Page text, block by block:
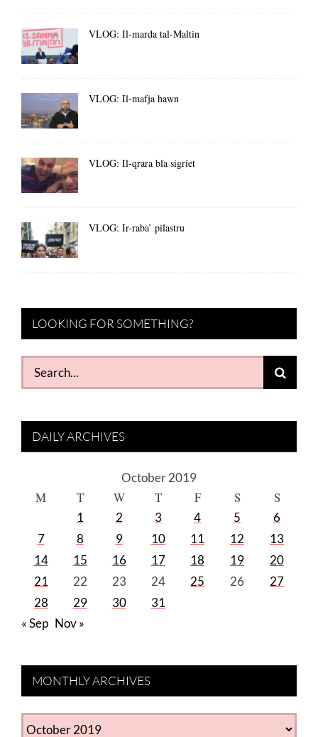
VLOG: Il-marda tal-Maltin
VLOG: Il-mafja hawn
VLOG: Il-qrara bla sigriet
VLOG: Ir-raba’ pilastru
LOOKING FOR SOMETHING?
Search
for:
DAILY ARCHIVES
October 2019
M T W T F S S
1 2 3 4 5
6
7
8 9 10 11 12
13
14
15 16 17 18 19
20
21
22 23 24 25 26
27
28
29 30
31
« Sep Nov »
MONTHLY ARCHIVES
MONTHLY